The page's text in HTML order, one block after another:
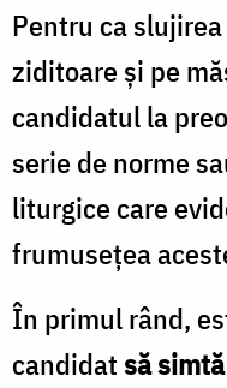
Pentru ca
ziditoare și pe
candidatul la
serie de norme
liturgice care
frumusețea
În primul rând,
candidatsă